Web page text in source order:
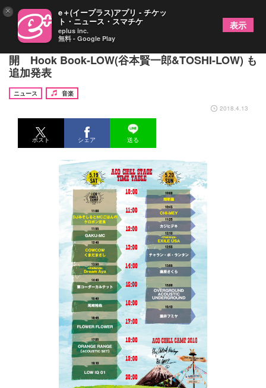
『ACO CHiLL CAMP 2018』タイムテーブルを公
開 Hook Book-LOW(谷本賢一郎&TOSHI-LOW) も
追加発表
ニュース
音楽
2018.4.13
ポスト シェア 送る
× e＋(イープラス)アプリ - チケッ
ト・ニュース・スマチケ
eplus inc.
無料 - Google Play
表示